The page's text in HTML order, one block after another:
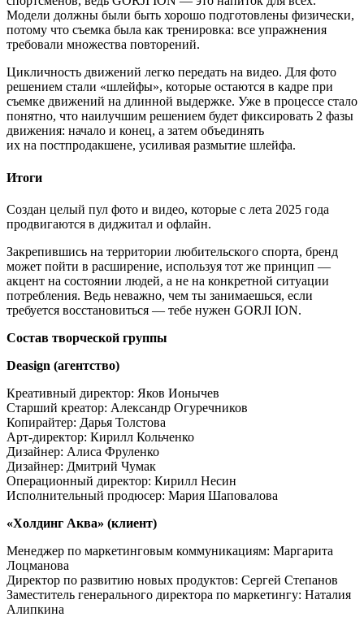
Модели должны были быть хорошо подготовлены физически,
потому что съемка была как тренировка: все упражнения
требовали множества повторений.
Цикличность движений легко передать на видео. Для фото
решением стали «шлейфы», которые остаются в кадре при
съемке движений на длинной выдержке. Уже в процессе стало
понятно, что наилучшим решением будет фиксировать 2 фазы
движения: начало и конец, а затем объединять
их на постпродакшене, усиливая размытие шлейфа.
Итоги
Создан целый пул фото и видео, которые с лета 2025 года
продвигаются в диджитал и офлайн.
Закрепившись на территории любительского спорта, бренд
может пойти в расширение, используя тот же принцип —
акцент на состоянии людей, а не на конкретной ситуации
потребления. Ведь неважно, чем ты занимаешься, если
требуется восстановиться — тебе нужен GORJI ION.
Состав творческой группы
Deasign (агентство)
Креативный директор: Яков Ионычев
Старший креатор: Александр Огуречников
Копирайтер: Дарья Толстова
Арт-директор: Кирилл Кольченко
Дизайнер: Алиса Фруленко
Дизайнер: Дмитрий Чумак
Операционный директор: Кирилл Несин
Исполнительный продюсер: Мария Шаповалова
«Холдинг Аква» (клиент)
Менеджер по маркетинговым коммуникациям: Маргарита
Лоцманова
Директор по развитию новых продуктов: Сергей Степанов
Заместитель генерального директора по маркетингу: Наталия
Алипкина